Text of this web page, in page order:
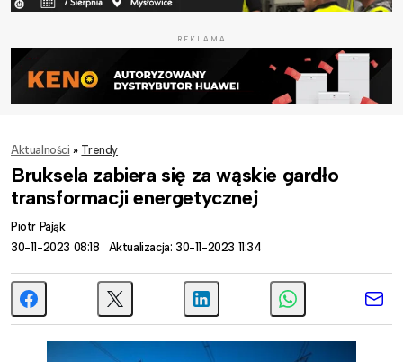
REKLAMA
Aktualności » Trendy
Bruksela zabiera się za wąskie gardło
transformacji energetycznej
Piotr Pająk
30-11-2023 08:18
Aktualizacja: 30-11-2023 11:34